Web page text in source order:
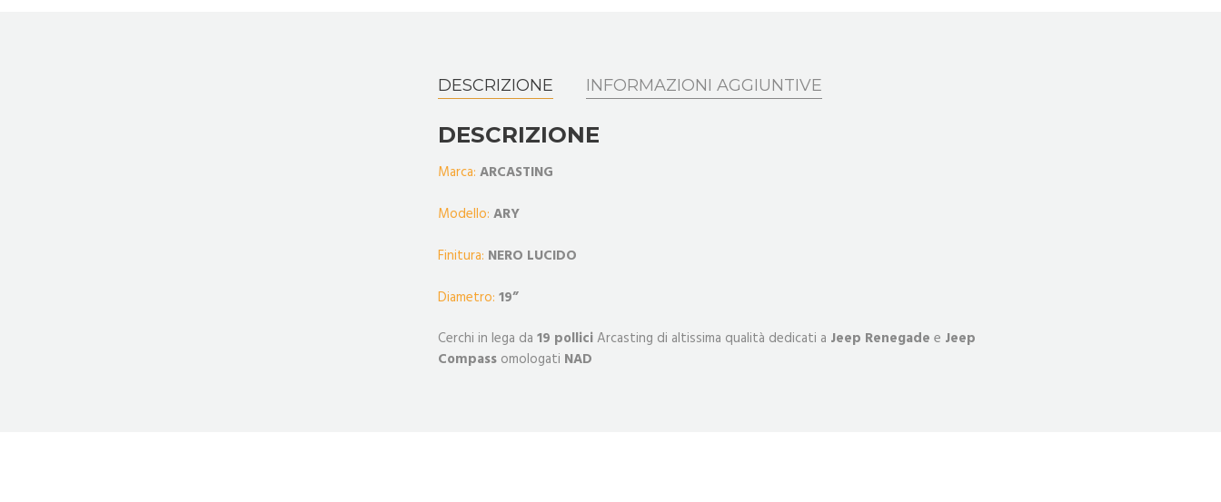
DESCRIZIONE INFORMAZIONI AGGIUNTIVE
DESCRIZIONE
Marca: ARCASTING
Modello: ARY
Finitura: NERO LUCIDO
Diametro: 19”
Cerchi in lega da 19 polliciArcasting di altissima qualità dedicati a Jeep Renegade e Jeep
Compass omologati NAD